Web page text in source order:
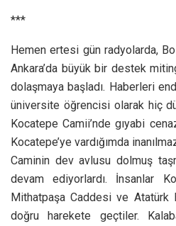
***
Hemen ertesi gün radyolarda,
Ankara’da büyük bir destek
dolaşmaya başladı. Haberleri
üniversite öğrencisi olarak hiç
Kocatepe Camii’nde gıyabi
Kocatepe’ye vardığımda
Caminin dev avlusu dolmuş
devam ediyorlardı. İnsanlar
Mithatpaşa Caddesi ve Atatürk
doğru harekete geçtiler.